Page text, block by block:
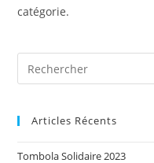
catégorie.
Articles Récents
Tombola Solidaire 2023